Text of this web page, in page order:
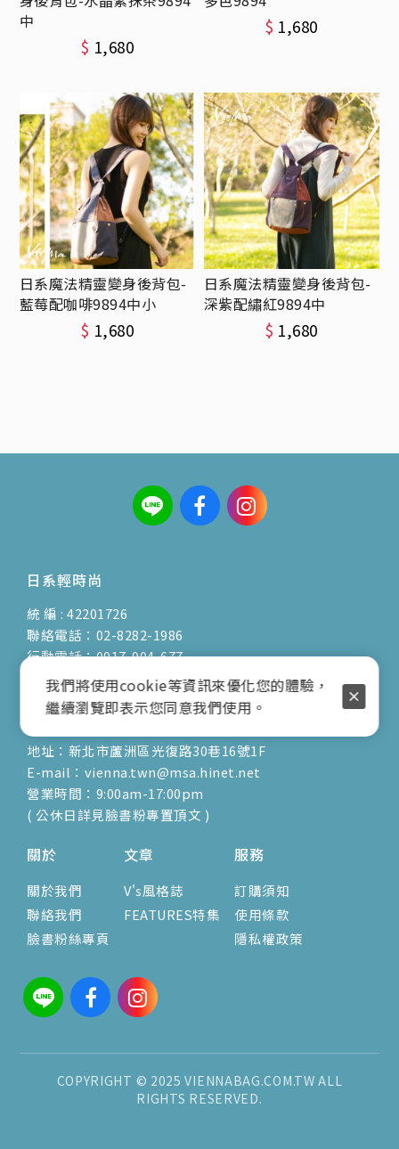
中
$ 1,680
$ 1,680
日系魔法精靈變身後背包-
藍莓配咖啡9894中小
$ 1,680
日系魔法精靈變身後背包-
深紫配繡紅9894中
$ 1,680
日系輕時尚
統 編 : 42201726
聯絡電話：02-8282-1986
行動電話：0917-904-677
( 客服陳小姐 )
地址：新北市蘆洲區光復路30巷16號1F
E-mail：vienna.twn@msa.hinet.net
營業時間：9:00am-17:00pm
( 公休日詳見臉書粉專置頂文 )
關於
關於我們
聯絡我們
臉書粉絲專頁
文章
V's風格誌
FEATURES特集
服務
訂購須知
使用條款
隱私權政策
COPYRIGHT © 2025 VIENNABAG.COM.TW ALL
RIGHTS RESERVED.
我們將使用cookie等資訊來優化您的體驗，
繼續瀏覽即表示您同意我們使用。